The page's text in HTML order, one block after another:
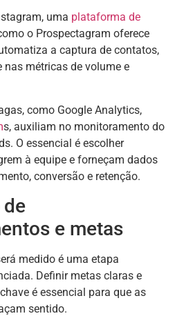
uma plataforma de
o Prospectagram oferece
a captura de contatos,
métricas de volume e
como Google Analytics,
s, auxiliam no monitoramento do
O essencial é escolher
à equipe e forneçam dados
conversão e retenção.
e metas
medido é uma etapa
Definir metas claras e
é essencial para que as
sentido.